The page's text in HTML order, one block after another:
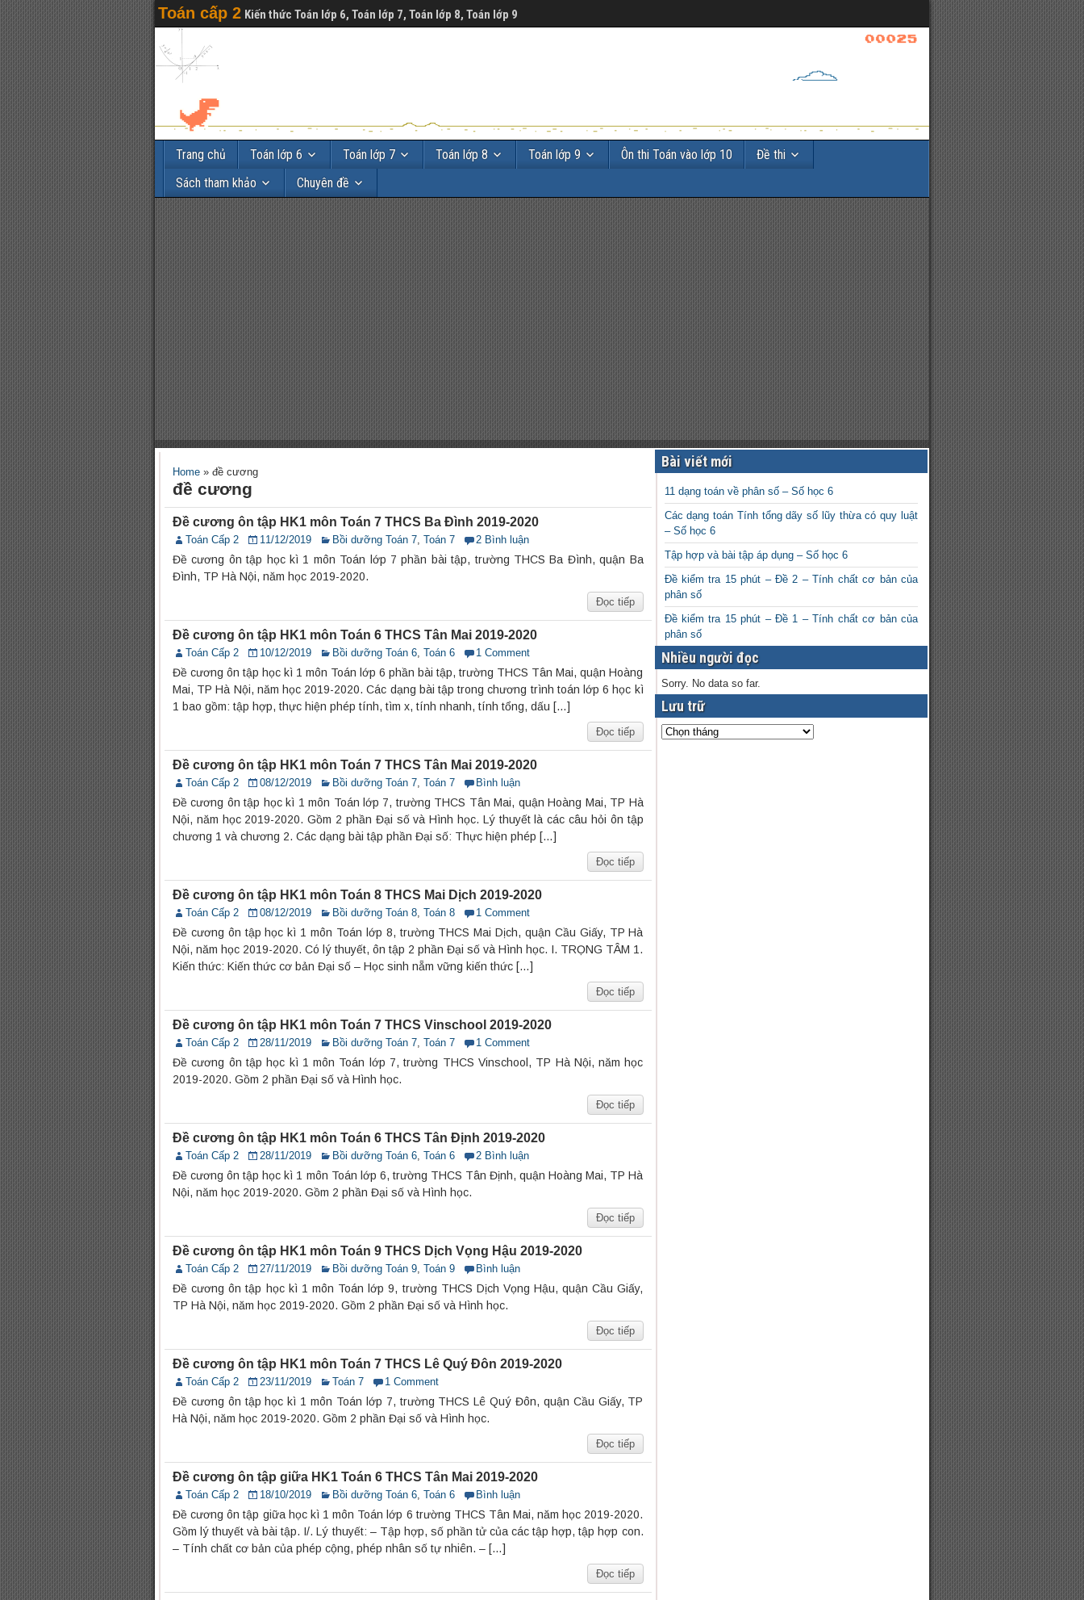
Toán cấp 2 Kiến thức Toán lớp 6, Toán lớp 7, Toán lớp 8, Toán lớp 9
Trang chủ Toán lớp 6 Toán lớp 7 Toán lớp 8 Toán lớp 9 Ôn thi Toán vào lớp 10
Đề thi
Sách tham khảo
Chuyên đề
Home » đề cương
đề cương
Đề cương ôn tập HK1 môn Toán 7 THCS Ba Đình 2019-2020
Toán Cấp 2 11/12/2019 Bồi dưỡng Toán 7, Toán 7 2 Bình luận
Đề cương ôn tập học kì 1 môn Toán lớp 7 phần bài tập, trường THCS Ba Đình, quận Ba
Đình, TP Hà Nội, năm học 2019-2020.
Đọc tiếp
Đề cương ôn tập HK1 môn Toán 6 THCS Tân Mai 2019-2020
Toán Cấp 2 10/12/2019 Bồi dưỡng Toán 6, Toán 6 1 Comment
Đề cương ôn tập học kì 1 môn Toán lớp 6 phần bài tập, trường THCS Tân Mai, quận Hoàng
Mai, TP Hà Nội, năm học 2019-2020. Các dạng bài tập trong chương trình toán lớp 6 học kì
1 bao gồm: tập hợp, thực hiện phép tính, tìm x, tính nhanh, tính tổng, dấu […]
Đọc tiếp
Đề cương ôn tập HK1 môn Toán 7 THCS Tân Mai 2019-2020
Toán Cấp 2 08/12/2019 Bồi dưỡng Toán 7, Toán 7 Bình luận
Đề cương ôn tập học kì 1 môn Toán lớp 7, trường THCS Tân Mai, quận Hoàng Mai, TP Hà
Nội, năm học 2019-2020. Gồm 2 phần Đại số và Hình học. Lý thuyết là các câu hỏi ôn tập
chương 1 và chương 2. Các dạng bài tập phần Đại số: Thực hiện phép […]
Đọc tiếp
Đề cương ôn tập HK1 môn Toán 8 THCS Mai Dịch 2019-2020
Toán Cấp 2 08/12/2019 Bồi dưỡng Toán 8, Toán 8 1 Comment
Đề cương ôn tập học kì 1 môn Toán lớp 8, trường THCS Mai Dịch, quận Cầu Giấy, TP Hà
Nội, năm học 2019-2020. Có lý thuyết, ôn tập 2 phần Đại số và Hình học. I. TRỌNG TÂM 1.
Kiến thức: Kiến thức cơ bản Đại số – Học sinh nẵm vững kiến thức […]
Đọc tiếp
Đề cương ôn tập HK1 môn Toán 7 THCS Vinschool 2019-2020
Toán Cấp 2 28/11/2019 Bồi dưỡng Toán 7, Toán 7 1 Comment
Đề cương ôn tập học kì 1 môn Toán lớp 7, trường THCS Vinschool, TP Hà Nội, năm học
2019-2020. Gồm 2 phần Đại số và Hình học.
Đọc tiếp
Đề cương ôn tập HK1 môn Toán 6 THCS Tân Định 2019-2020
Toán Cấp 2 28/11/2019 Bồi dưỡng Toán 6, Toán 6 2 Bình luận
Đề cương ôn tập học kì 1 môn Toán lớp 6, trường THCS Tân Định, quận Hoàng Mai, TP Hà
Nội, năm học 2019-2020. Gồm 2 phần Đại số và Hình học.
Đọc tiếp
Đề cương ôn tập HK1 môn Toán 9 THCS Dịch Vọng Hậu 2019-2020
Toán Cấp 2 27/11/2019 Bồi dưỡng Toán 9, Toán 9 Bình luận
Đề cương ôn tập học kì 1 môn Toán lớp 9, trường THCS Dịch Vọng Hậu, quận Cầu Giấy,
TP Hà Nội, năm học 2019-2020. Gồm 2 phần Đại số và Hình học.
Đọc tiếp
Đề cương ôn tập HK1 môn Toán 7 THCS Lê Quý Đôn 2019-2020
Toán Cấp 2 23/11/2019 Toán 7 1 Comment
Đề cương ôn tập học kì 1 môn Toán lớp 7, trường THCS Lê Quý Đôn, quận Cầu Giấy, TP
Hà Nội, năm học 2019-2020. Gồm 2 phần Đại số và Hình học.
Đọc tiếp
Đề cương ôn tập giữa HK1 Toán 6 THCS Tân Mai 2019-2020
Toán Cấp 2 18/10/2019 Bồi dưỡng Toán 6, Toán 6 Bình luận
Đề cương ôn tập giữa học kì 1 môn Toán lớp 6 trường THCS Tân Mai, năm học 2019-2020.
Gồm lý thuyết và bài tập. I/. Lý thuyết: – Tập hợp, số phần tử của các tập hợp, tập hợp con.
– Tính chất cơ bản của phép cộng, phép nhân số tự nhiên. – […]
Đọc tiếp
Bài viết mới
11 dạng toán về phân số – Số học 6
Các dạng toán Tính tổng dãy số lũy thừa có quy luật
– Số học 6
Tập hợp và bài tập áp dụng – Số học 6
Đề kiểm tra 15 phút – Đề 2 – Tính chất cơ bản của
phân số
Đề kiểm tra 15 phút – Đề 1 – Tính chất cơ bản của
phân số
Nhiều người đọc
Sorry. No data so far.
Lưu trữ